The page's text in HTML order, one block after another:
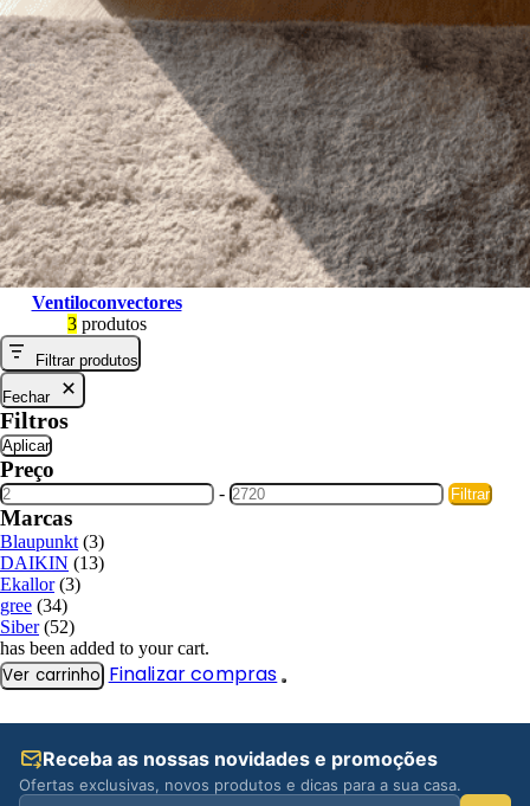
Ventiloconvectores
3produtos
Filtrar produtos
Fechar
Filtros
Aplicar
Preço
- Filtrar
Marcas
Blaupunkt (3)
DAIKIN (13)
Ekallor (3)
gree (34)
Siber (52)
has been added to your cart.
Ver carrinho Finalizar compras
Receba as nossas novidades e promoções
Ofertas exclusivas, novos produtos e dicas para a sua casa.